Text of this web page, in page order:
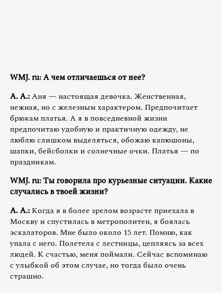
WMJ. ru: А чем отличаешься от нее?
А. А.:Аня — настоящая девочка. Женственная,
нежная, но с железным характером. Предпочитает
брюкам платья. А я в повседневной жизни
предпочитаю удобную и практичную одежду, не
люблю слишком выделяться, обожаю капюшоны,
шапки, бейсболки и солнечные очки. Платья — по
праздникам.
WMJ. ru: Ты говорила про курьезные ситуации. Какие
случались в твоей жизни?
А. А.: Когда я в более зрелом возрасте приехала в
Москву и спустилась в метрополитен, я боялась
эскалаторов. Мне было около 15 лет. Помню, как
упала с него. Полетела с лестницы, цепляясь за всех
людей. К счастью, меня поймали. Сейчас вспоминаю
с улыбкой об этом случае, но тогда было очень
страшно.